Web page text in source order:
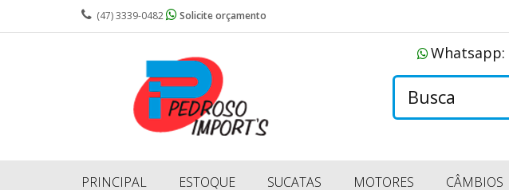
(47) 3339-0482 Solicite orçamento
Whatsapp:
PRINCIPAL ESTOQUE SUCATAS MOTORES CÂMBIOS